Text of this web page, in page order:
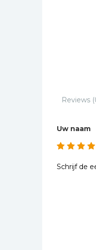
gidsen
Reviews
Uw naam
Schrijf de